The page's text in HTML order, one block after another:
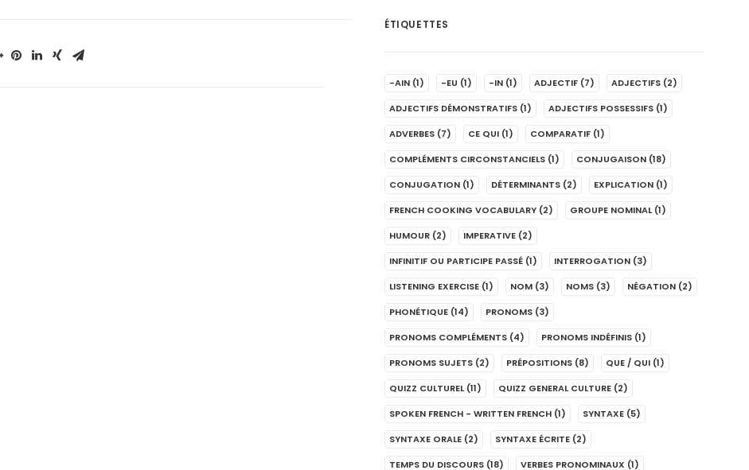
ÉTIQUETTES
-AIN (1) -EU (1) -IN (1) ADJECTIF (7) ADJECTIFS (2)
ADJECTIFS DÉMONSTRATIFS (1) ADJECTIFS POSSESSIFS (1)
ADVERBES (7) CE QUI (1) COMPARATIF (1)
COMPLÉMENTS CIRCONSTANCIELS (1) CONJUGAISON (18)
CONJUGATION (1) DÉTERMINANTS (2) EXPLICATION (1)
FRENCH COOKING VOCABULARY (2) GROUPE NOMINAL (1)
HUMOUR (2) IMPERATIVE (2)
INFINITIF OU PARTICIPE PASSÉ (1) INTERROGATION (3)
LISTENING EXERCISE (1) NOM (3) NOMS (3) NÉGATION (2)
PHONÉTIQUE (14) PRONOMS (3)
PRONOMS COMPLÉMENTS (4) PRONOMS INDÉFINIS (1)
PRONOMS SUJETS (2) PRÉPOSITIONS (8) QUE / QUI (1)
QUIZZ CULTUREL (11) QUIZZ GENERAL CULTURE (2)
SPOKEN FRENCH - WRITTEN FRENCH (1) SYNTAXE (5)
SYNTAXE ORALE (2) SYNTAXE ÉCRITE (2)
TEMPS DU DISCOURS (18) VERBES PRONOMINAUX (1)